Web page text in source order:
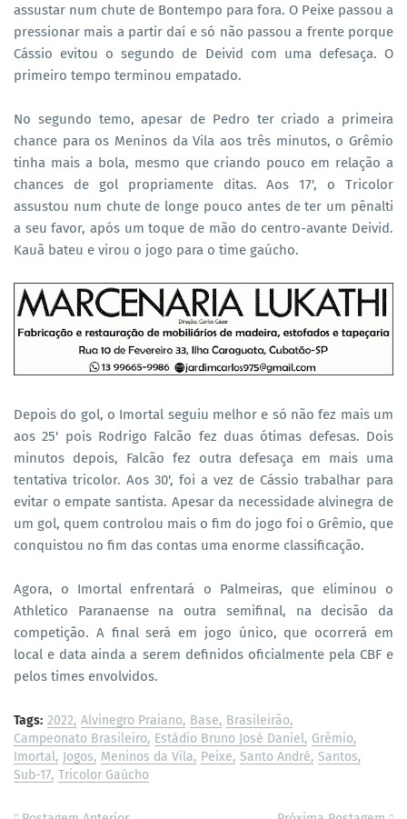
assustar num chute de Bontempo para fora. O Peixe passou a
pressionar mais a partir daí e só não passou a frente porque
Cássio evitou o segundo de Deivid com uma defesaça. O
primeiro tempo terminou empatado.
No segundo temo, apesar de Pedro ter criado a primeira
chance para os Meninos da Vila aos três minutos, o Grêmio
tinha mais a bola, mesmo que criando pouco em relação a
chances de gol propriamente ditas. Aos 17', o Tricolor
assustou num chute de longe pouco antes de ter um pênalti
a seu favor, após um toque de mão do centro-avante Deivid.
Kauã bateu e virou o jogo para o time gaúcho.
Depois do gol, o Imortal seguiu melhor e só não fez mais um
aos 25' pois Rodrigo Falcão fez duas ótimas defesas. Dois
minutos depois, Falcão fez outra defesaça em mais uma
tentativa tricolor. Aos 30', foi a vez de Cássio trabalhar para
evitar o empate santista. Apesar da necessidade alvinegra de
um gol, quem controlou mais o fim do jogo foi o Grêmio, que
conquistou no fim das contas uma enorme classificação.
Agora, o Imortal enfrentará o Palmeiras, que eliminou o
Athletico Paranaense na outra semifinal, na decisão da
competição. A final será em jogo único, que ocorrerá em
local e data ainda a serem definidos oficialmente pela CBF e
pelos times envolvidos.
Tags: 2022 Alvinegro Praiano Base Brasileirão
Campeonato Brasileiro Estádio Bruno José Daniel Grêmio
Imortal Jogos Meninos da Vila Peixe Santo André Santos
Sub-17 Tricolor Gaúcho